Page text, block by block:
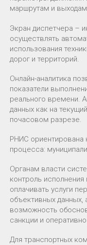
маршрутам и
Экран диспетчера –
осуществлять
использования
дорог и территорий.
Онлайн-аналитика
показатели
реального времени.
данных как на
почасовом разрезе.
РНИС ориентирована
процесса:
Органам власти
контроль исполнения
оплачивать услуги
объективных данных,
возможность
санкции и
Для транспортных